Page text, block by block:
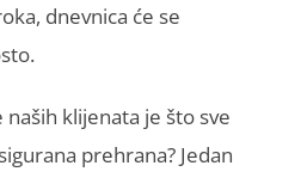
dnevnica će se
klijenata je što sve
prehrana? Jedan